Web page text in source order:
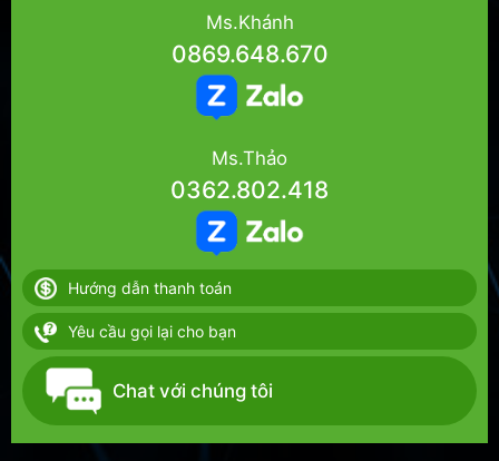
Ms.Khánh
0869.648.670
Ms.Thảo
0362.802.418
Hướng dẫn thanh toán
Yêu cầu gọi lại cho bạn
Chat với chúng tôi